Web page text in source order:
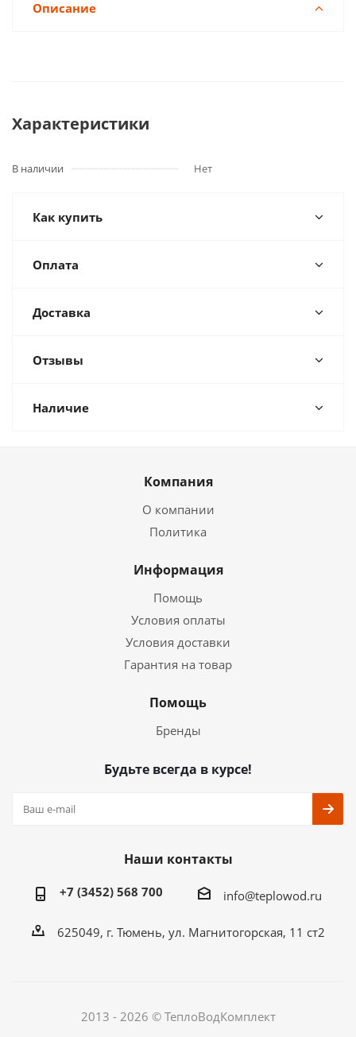
Описание
Характеристики
В наличии Нет
Как купить
Оплата
Доставка
Отзывы
Наличие
Компания
О компании
Политика
Информация
Помощь
Условия оплаты
Условия доставки
Гарантия на товар
Помощь
Бренды
Будьте всегда в курсе!
Наши контакты
+7 (3452) 568 700 info@teplowod.ru
​625049, г. Тюмень, ул. Магнитогорская, 11 ст2
2013 - 2026 © ТеплоВодКомплект